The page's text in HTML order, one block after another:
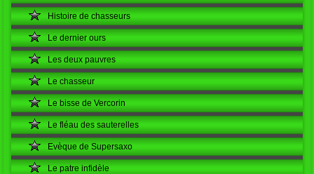
Histoire de chasseurs
Le dernier ours
Les deux pauvres
Le chasseur
Le bisse de Vercorin
Le fléau des sauterelles
Evèque de Supersaxo
Le patre infidèle